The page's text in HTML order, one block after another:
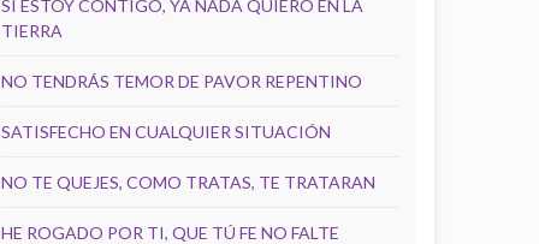
SI ESTOY CONTIGO, YA NADA QUIERO EN LA
TIERRA
NO TENDRÁS TEMOR DE PAVOR REPENTINO
SATISFECHO EN CUALQUIER SITUACIÓN
NO TE QUEJES, COMO TRATAS, TE TRATARAN
HE ROGADO POR TI, QUE TÚ FE NO FALTE